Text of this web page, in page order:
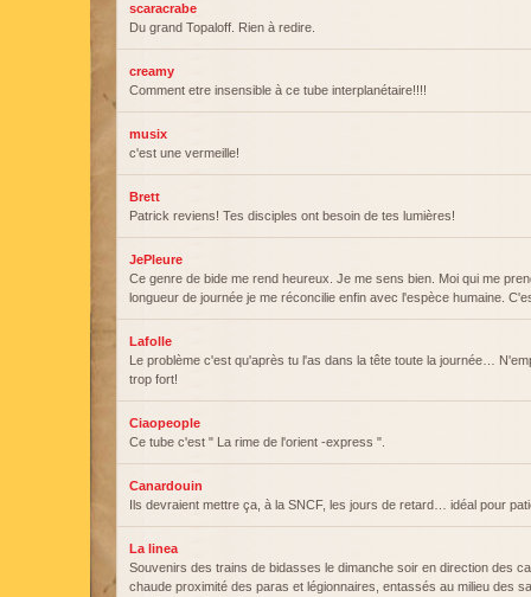
scaracrabe
Du grand Topaloff. Rien à redire.
creamy
Comment etre insensible à ce tube interplanétaire!!!!
musix
c'est une vermeille!
Brett
Patrick reviens! Tes disciples ont besoin de tes lumières!
JePleure
Ce genre de bide me rend heureux. Je me sens bien. Moi qui me
longueur de journée je me réconcilie enfin avec l'espèce humaine.
Lafolle
Le problème c'est qu'après tu l'as dans la tête toute la journée…
trop fort!
Ciaopeople
Ce tube c'est " La rime de l'orient -express ".
Canardouin
Ils devraient mettre ça, à la SNCF, les jours de retard… idéal pour
La linea
Souvenirs des trains de bidasses le dimanche soir en direction des
chaude proximité des paras et légionnaires, entassés au milieu des